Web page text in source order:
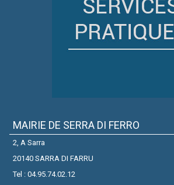
MAIRIE DE SERRA DI FERRO
2, A Sarra
20140 SARRA DI FARRU
Tel : 04.95.74.02.12